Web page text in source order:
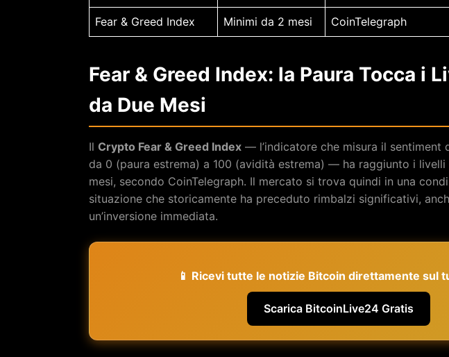
Fear & Greed Index Minimi da 2 mesi CoinTelegraph
Fear & Greed Index: la Paura Tocca i
da Due Mesi
Il Crypto Fear & Greed Index — l’indicatore che misura il sentiment
da 0 (paura estrema) a 100 (avidità estrema) — ha raggiunto i
mesi, secondo CoinTelegraph. Il mercato si trova quindi in una
situazione che storicamente ha preceduto rimbalzi significativi,
un’inversione immediata.
📱 Ricevi tutte le notizie Bitcoin direttamente sul
Scarica BitcoinLive24 Gratis